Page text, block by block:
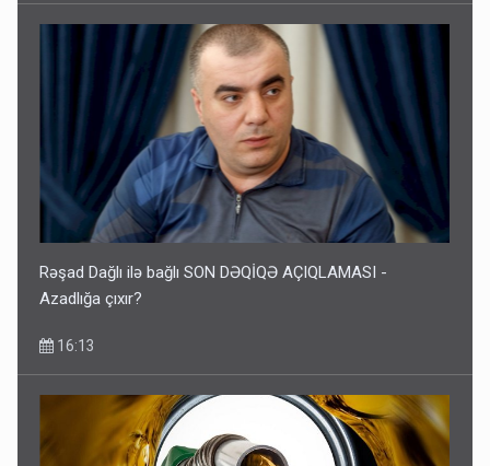
Rəşad Dağlı ilə bağlı SON DƏQİQƏ AÇIQLAMASI -
Azadlığa çıxır?
16:13